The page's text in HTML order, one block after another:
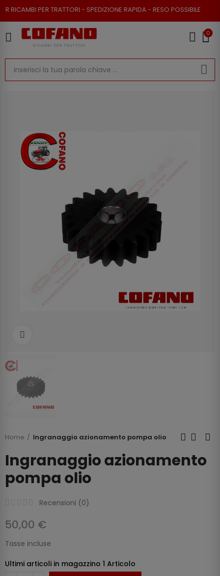
PER TRATTORI - SPEDIZIONE RAPIDA - RESO POSSIBILE
0
Home Ingranaggio azionamento pompa olio
Ingranaggio azionamento
pompa olio
Recensioni (0)
50,00 €
Tasse incluse
Ultimi articoli in magazzino 1 Articolo